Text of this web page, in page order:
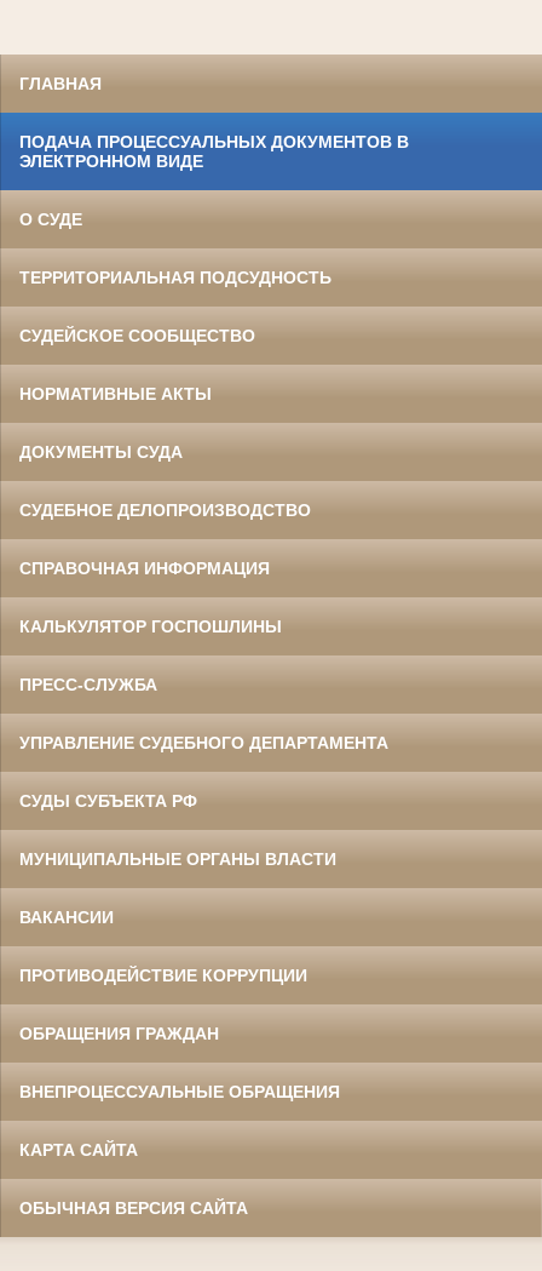
ГЛАВНАЯ
ПОДАЧА ПРОЦЕССУАЛЬНЫХ ДОКУМЕНТОВ В
ЭЛЕКТРОННОМ ВИДЕ
О СУДЕ
ТЕРРИТОРИАЛЬНАЯ ПОДСУДНОСТЬ
СУДЕЙСКОЕ СООБЩЕСТВО
НОРМАТИВНЫЕ АКТЫ
ДОКУМЕНТЫ СУДА
СУДЕБНОЕ ДЕЛОПРОИЗВОДСТВО
СПРАВОЧНАЯ ИНФОРМАЦИЯ
КАЛЬКУЛЯТОР ГОСПОШЛИНЫ
ПРЕСС-СЛУЖБА
УПРАВЛЕНИЕ СУДЕБНОГО ДЕПАРТАМЕНТА
СУДЫ СУБЪЕКТА РФ
МУНИЦИПАЛЬНЫЕ ОРГАНЫ ВЛАСТИ
ВАКАНСИИ
ПРОТИВОДЕЙСТВИЕ КОРРУПЦИИ
ОБРАЩЕНИЯ ГРАЖДАН
ВНЕПРОЦЕССУАЛЬНЫЕ ОБРАЩЕНИЯ
КАРТА САЙТА
ОБЫЧНАЯ ВЕРСИЯ САЙТА